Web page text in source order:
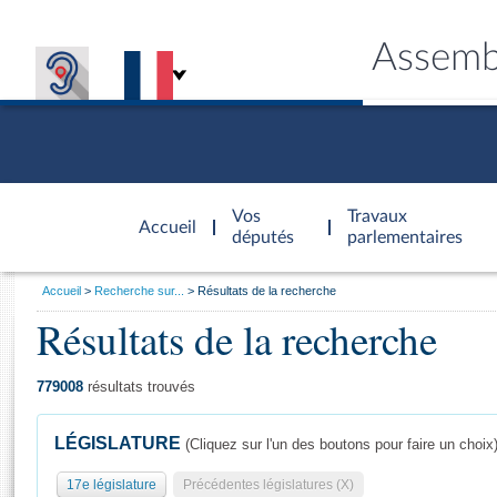
Accueil
d'accueil
Vos
députés
Travaux
parlementaires
Général
Vous
Accueil Recherche sur... Résultats de la recherche
Résultats de la recherche
779008 résultats trouvés
LÉGISLATURE (Cliquez sur l'un des boutons pour faire un choix)
17e législature Précédentes législatures (X)